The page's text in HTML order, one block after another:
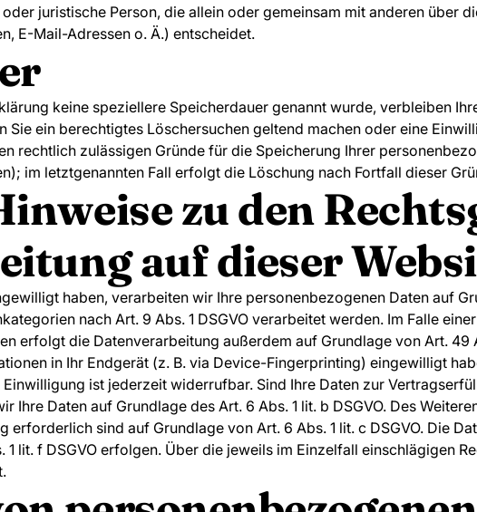
juristische Person, die allein oder gemeinsam mit anderen über
E-Mail-Adressen o. Ä.) entscheidet.
keine speziellere Speicherdauer genannt wurde, verbleiben
Sie ein berechtigtes Löschersuchen geltend machen oder eine
rechtlich zulässigen Gründe für die Speicherung Ihrer
im letztgenannten Fall erfolgt die Löschung nach Fortfall dieser
zu den
auf dieser
haben, verarbeiten wir Ihre personenbezogenen Daten auf
nach Art. 9 Abs. 1 DSGVO verarbeitet werden. Im Falle
erfolgt die Datenverarbeitung außerdem auf Grundlage von Art. 49
in Ihr Endgerät (z. B. via Device-Fingerprinting) eingewilligt
Einwilligung ist jederzeit widerrufbar. Sind Ihre Daten zur
Ihre Daten auf Grundlage des Art. 6 Abs. 1 lit. b DSGVO. Des
sind auf Grundlage von Art. 6 Abs. 1 lit. c DSGVO. Die
1 lit. f DSGVO erfolgen. Über die jeweils im Einzelfall einschlägigen